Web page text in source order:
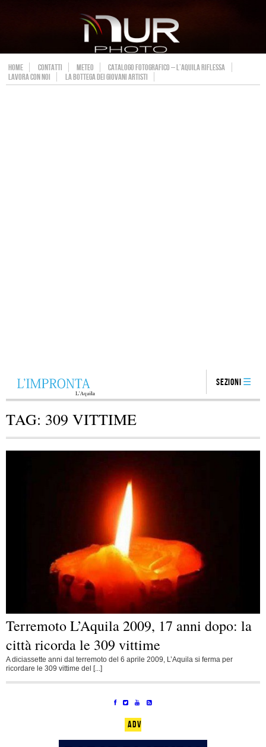
HOME CONTATTI METEO
CATALOGO FOTOGRAFICO – L’AQUILA RIFLESSA
LAVORA CON NOI
LA BOTTEGA DEI GIOVANI ARTISTI
Sezioni
TAG: 309 VITTIME
Terremoto L’Aquila 2009, 17 anni dopo: la
città ricorda le 309 vittime
A diciassette anni dal terremoto del 6 aprile 2009, L’Aquila si ferma per
ricordare le 309 vittime del [...]
ADV